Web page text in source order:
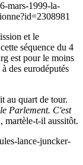
mars-1999-la-
et le
séquence du 4
est pour le moins
des eurodéputés
au quart de tour.
Parlement. C'est
martèle-t-il aussitôt.
lance-juncker-